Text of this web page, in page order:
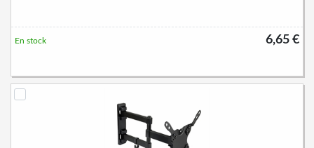
6,65 €
En stock